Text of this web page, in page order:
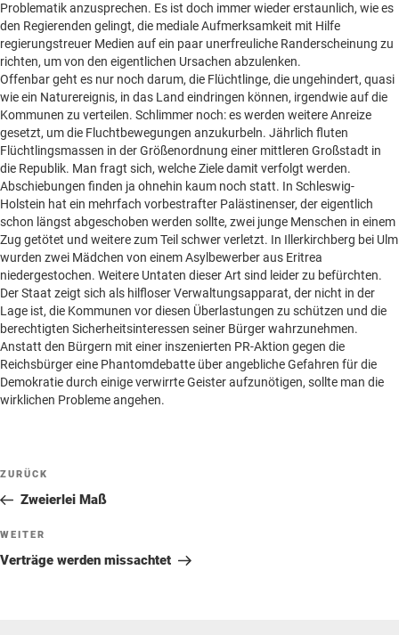
Problematik anzusprechen. Es ist doch immer wieder erstaunlich, wie es
den Regierenden gelingt, die mediale Aufmerksamkeit mit Hilfe
regierungstreuer Medien auf ein paar unerfreuliche Randerscheinung zu
richten, um von den eigentlichen Ursachen abzulenken.
Offenbar geht es nur noch darum, die Flüchtlinge, die ungehindert, quasi
wie ein Naturereignis, in das Land eindringen können, irgendwie auf die
Kommunen zu verteilen. Schlimmer noch: es werden weitere Anreize
gesetzt, um die Fluchtbewegungen anzukurbeln. Jährlich fluten
Flüchtlingsmassen in der Größenordnung einer mittleren Großstadt in
die Republik. Man fragt sich, welche Ziele damit verfolgt werden.
Abschiebungen finden ja ohnehin kaum noch statt. In Schleswig-
Holstein hat ein mehrfach vorbestrafter Palästinenser, der eigentlich
schon längst abgeschoben werden sollte, zwei junge Menschen in einem
Zug getötet und weitere zum Teil schwer verletzt. In Illerkirchberg bei Ulm
wurden zwei Mädchen von einem Asylbewerber aus Eritrea
niedergestochen. Weitere Untaten dieser Art sind leider zu befürchten.
Der Staat zeigt sich als hilfloser Verwaltungsapparat, der nicht in der
Lage ist, die Kommunen vor diesen Überlastungen zu schützen und die
berechtigten Sicherheitsinteressen seiner Bürger wahrzunehmen.
Anstatt den Bürgern mit einer inszenierten PR-Aktion gegen die
Reichsbürger eine Phantomdebatte über angebliche Gefahren für die
Demokratie durch einige verwirrte Geister aufzunötigen, sollte man die
wirklichen Probleme angehen.
Beitragsnavigation
Vorheriger
Beitrag
ZURÜCK
Zweierlei Maß
Nächster
Beitrag
WEITER
Verträge werden missachtet